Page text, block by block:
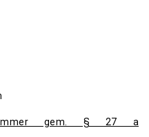
gem. § 27 a